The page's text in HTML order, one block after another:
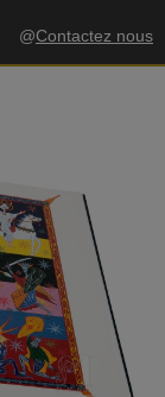
@Contactez nous